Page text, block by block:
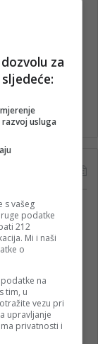
na
oduševljenje
centri poput
Divjak“
godine imao
za
razvoj usluga
s vašeg
podatke
212
Mi i naši
o
na
tim, u
vezu pri
upravljanje
privatnosti i